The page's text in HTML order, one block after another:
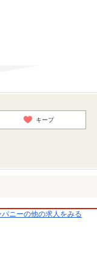
キープ
ニーの他の求人をみる